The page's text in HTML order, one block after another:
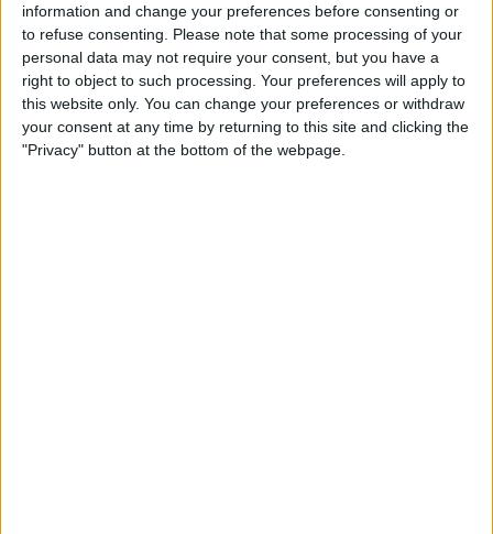
information and change your preferences before consenting or
to refuse consenting.
Please note that some processing of your
personal data may not require your consent, but you have a
right to object to such processing. Your preferences will apply to
this website only. You can change your preferences or withdraw
your consent at any time by returning to this site and clicking the
"Privacy" button at the bottom of the webpage.
“Ele tem contrato até final de 2028, mas é verdade
que com o Giro as coisas mudaram muito. A equipa
está muito contente e querem fazer um contrato de
mais longo prazo com ele. Neste inverno três equipas
do WorldTour perguntaram por ele, mas o Afonso
sabia onde queria continuar. Reunimos em